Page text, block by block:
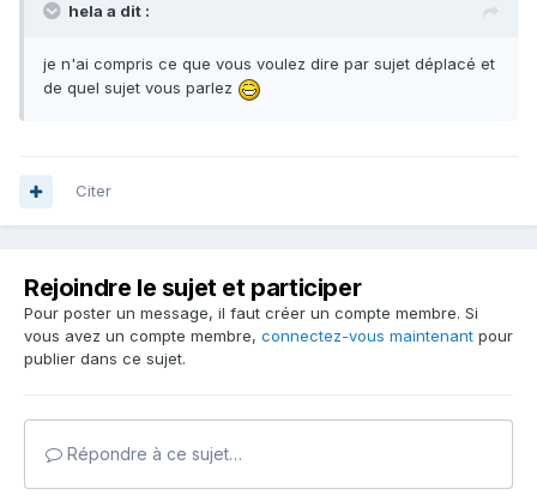
hela a dit :
je n'ai compris ce que vous voulez dire par sujet déplacé et
de quel sujet vous parlez
Citer
Rejoindre le sujet et participer
Pour poster un message, il faut créer un compte membre. Si
vous avez un compte membre, connectez-vous maintenant pour
publier dans ce sujet.
Répondre à ce sujet…